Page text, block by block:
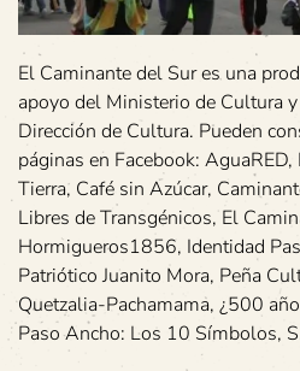
El Caminante del Sur es una
apoyo del Ministerio de Cultura
Dirección de Cultura. Pueden
páginas en Facebook:
Tierra, Café sin Azúcar,
Libres de Transgénicos, El
Hormigueros1856, Identidad
Patriótico Juanito Mora, Peña
Quetzalia-Pachamama, ¿500
Paso Ancho: Los 10 Símbolos,